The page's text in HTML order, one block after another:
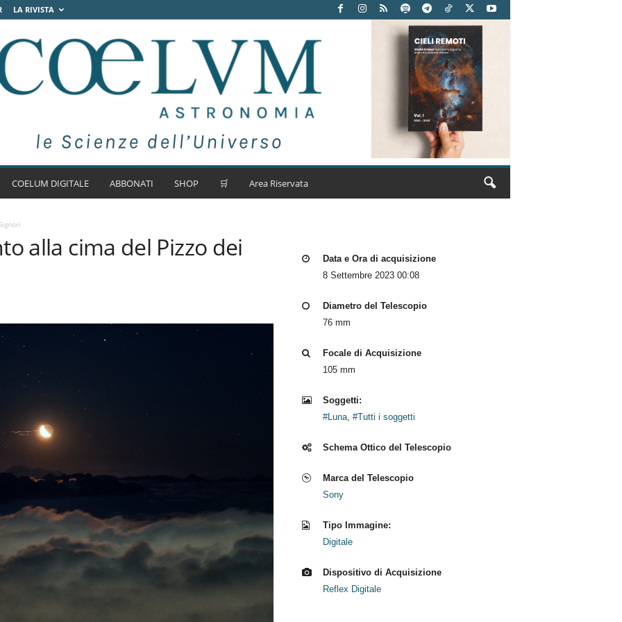
LA RIVISTA
COELUM DIGITALE ABBONATI SHOP 🛒 Area Riservata
alla cima del Pizzo dei
Data e Ora di acquisizione
8 Settembre 2023 00:08
Diametro del Telescopio
76 mm
Focale di Acquisizione
105 mm
Soggetti:
#Luna, #Tutti i soggetti
Schema Ottico del Telescopio
Marca del Telescopio
Sony
Tipo Immagine:
Digitale
Dispositivo di Acquisizione
Reflex Digitale